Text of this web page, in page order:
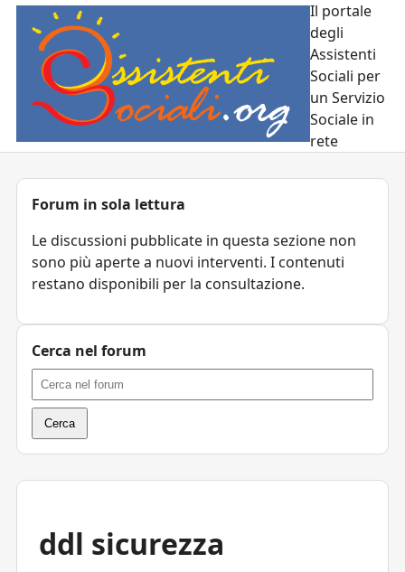
Il portale
degli
Assistenti
Sociali per
un Servizio
Sociale in
rete
ddl sicurezza
Forum in sola lettura
Le discussioni pubblicate in questa sezione non
sono più aperte a nuovi interventi. I contenuti
restano disponibili per la consultazione.
Cerca nel forum
Cerca